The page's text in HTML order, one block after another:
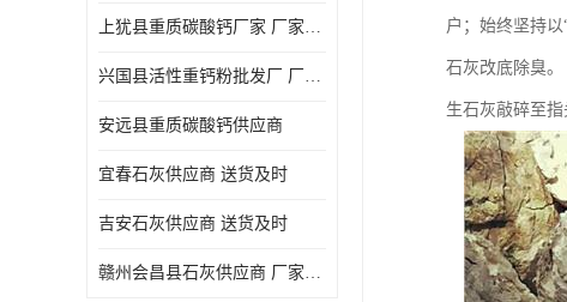
上犹县重质碳酸钙厂家 厂家供应 欢迎电话咨询
兴国县活性重钙粉批发厂 厂家供应 欢迎电话咨询
安远县重质碳酸钙供应商
宜春石灰供应商 送货及时
吉安石灰供应商 送货及时
赣州会昌县石灰供应商 厂家供应
户；始终坚持以
石灰改底除臭。
生石灰敲碎至